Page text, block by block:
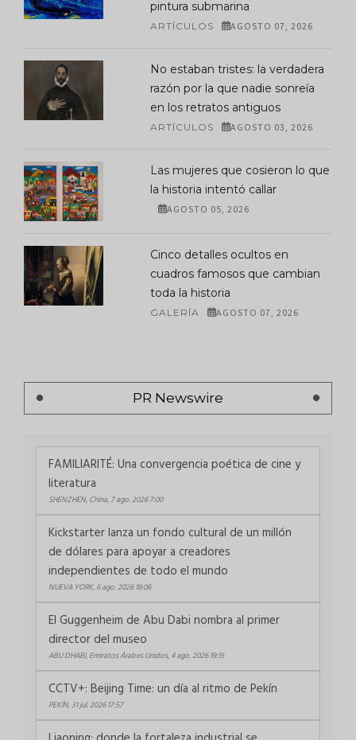
pintura submarina
ARTÍCULOS AGOSTO 07, 2026
No estaban tristes: la verdadera
razón por la que nadie sonreía
en los retratos antiguos
ARTÍCULOS AGOSTO 03, 2026
Las mujeres que cosieron lo que
la historia intentó callar
AGOSTO 05, 2026
Cinco detalles ocultos en
cuadros famosos que cambian
toda la historia
GALERÍA AGOSTO 07, 2026
PR Newswire
FAMILIARITÉ: Una convergencia poética de cine y
literatura
SHENZHEN, China, 7 ago. 2026 7:00
Kickstarter lanza un fondo cultural de un millón
de dólares para apoyar a creadores
independientes de todo el mundo
NUEVA YORK, 6 ago. 2026 18:06
El Guggenheim de Abu Dabi nombra al primer
director del museo
ABU DHABI, Emiratos Árabes Unidos, 4 ago. 2026 19:15
CCTV+: Beijing Time: un día al ritmo de Pekín
PEKÍN, 31 jul. 2026 17:57